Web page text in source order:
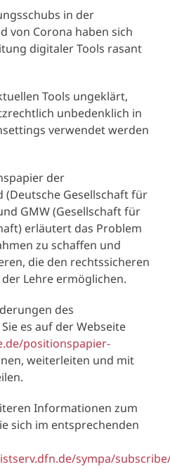
in der
von Corona haben sich
digitaler Tools rasant
Tools ungeklärt,
unbedenklich in
verwendet werden
der
(Deutsche Gesellschaft für
GMW (Gesellschaft für
erläutert das Problem
zu schaffen und
die den rechtssicheren
Lehre ermöglichen.
des
es auf der Webseite
positionspapier-
weiterleiten und mit
Informationen zum
sich im entsprechenden
sympa/